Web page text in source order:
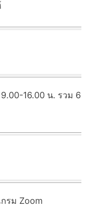
16.00 น. รวม 6
รม Zoom